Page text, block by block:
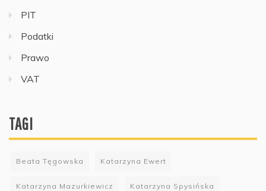
PIT
Podatki
Prawo
VAT
TAGI
Beata Tęgowska Katarzyna Ewert
Katarzyna Mazurkiewicz Katarzyna Spysińska